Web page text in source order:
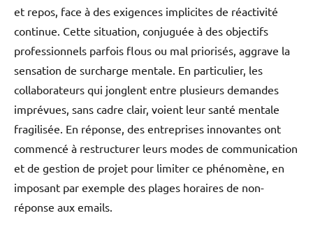
et repos, face à des exigences implicites de réactivité
continue. Cette situation, conjuguée à des objectifs
professionnels parfois flous ou mal priorisés, aggrave la
sensation de surcharge mentale. En particulier, les
collaborateurs qui jonglent entre plusieurs demandes
imprévues, sans cadre clair, voient leur santé mentale
fragilisée. En réponse, des entreprises innovantes ont
commencé à restructurer leurs modes de communication
et de gestion de projet pour limiter ce phénomène, en
imposant par exemple des plages horaires de non-
réponse aux emails.